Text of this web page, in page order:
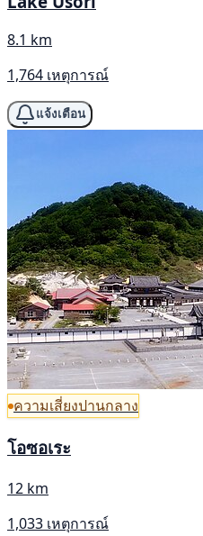
8.1 km
1,764 เหตุการณ์
แจ้งเตือน
ความเสี่ยงปานกลาง
โอซอเระ
12 km
1,033 เหตุการณ์